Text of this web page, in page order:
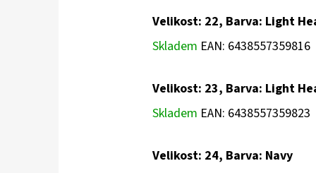
Velikost: 22, Barva: Light
Skladem EAN: 6438557359816
Velikost: 23, Barva: Light
Skladem EAN: 6438557359823
Velikost: 24, Barva: Navy